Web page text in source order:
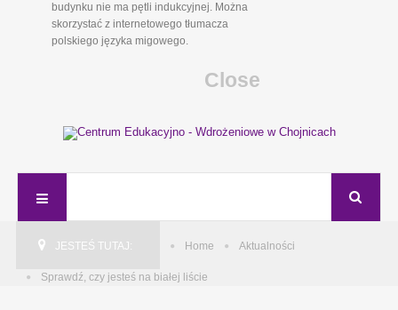
budynku nie ma pętli indukcyjnej. Można
skorzystać z internetowego tłumacza
polskiego języka migowego.
Close
JESTEŚ TUTAJ: Home Aktualności
Sprawdź, czy jesteś na białej liście